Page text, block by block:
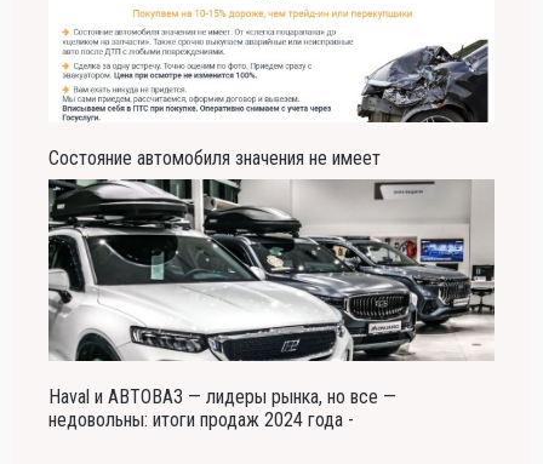
Состояние автомобиля значения не имеет
Haval и АВТОВАЗ — лидеры рынка, но все —
недовольны: итоги продаж 2024 года -